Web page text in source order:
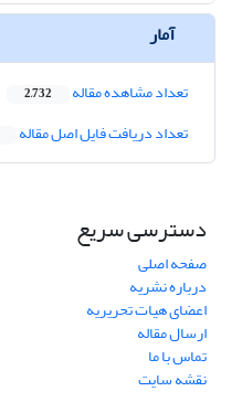
آمار
تعداد مشاهده مقاله 2,732
تعداد دریافت فایل اصل مقاله
دسترسی سریع
صفحه اصلی
درباره نشریه
اعضای هیات تحریریه
ارسال مقاله
تماس با ما
نقشه سایت